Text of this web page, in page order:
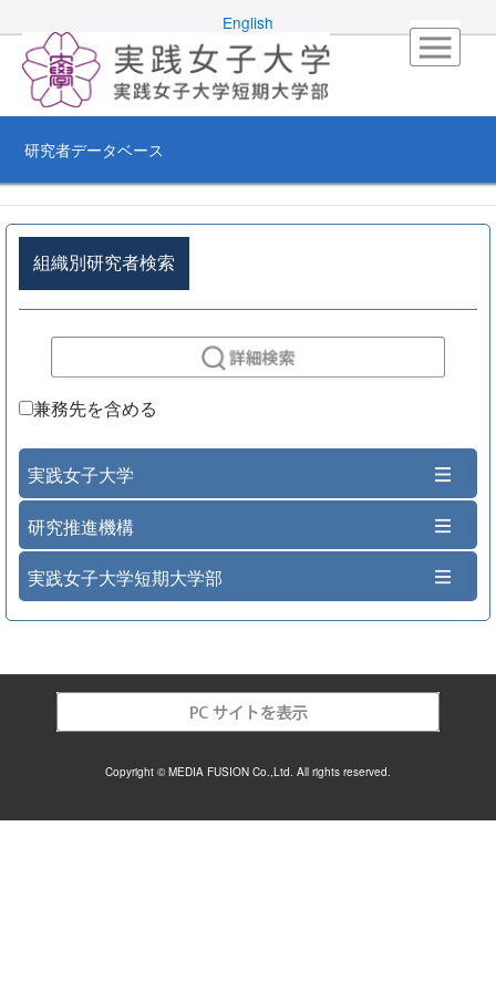
English
研究者データベース
組織別研究者検索
兼務先を含める
実践女子大学
研究推進機構
実践女子大学短期大学部
Copyright © MEDIA FUSION Co.,Ltd. All rights reserved.